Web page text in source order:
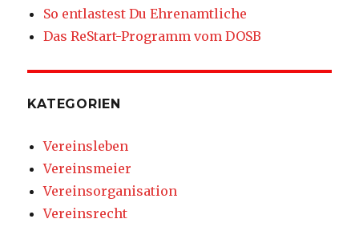
So entlastest Du Ehrenamtliche
Das ReStart-Programm vom DOSB
KATEGORIEN
Vereinsleben
Vereinsmeier
Vereinsorganisation
Vereinsrecht